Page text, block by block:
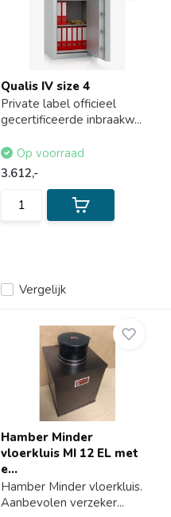
Qualis IV size 4
Private label officieel
gecertificeerde inbraakw...
Vergelijk
Op voorraad
3.612,-
Hamber Minder
vloerkluis MI 12 EL met
e...
Hamber Minder vloerkluis.
Aanbevolen verzeker...